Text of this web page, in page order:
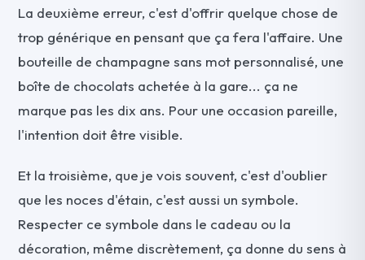
La deuxième erreur, c'est d'offrir quelque chose de
trop générique en pensant que ça fera l'affaire. Une
bouteille de champagne sans mot personnalisé, une
boîte de chocolats achetée à la gare... ça ne
marque pas les dix ans. Pour une occasion pareille,
l'intention doit être visible.
Et la troisième, que je vois souvent, c'est d'oublier
que les noces d'étain, c'est aussi un symbole.
Respecter ce symbole dans le cadeau ou la
décoration, même discrètement, ça donne du sens à